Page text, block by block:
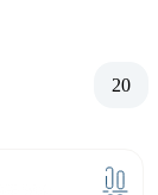
20